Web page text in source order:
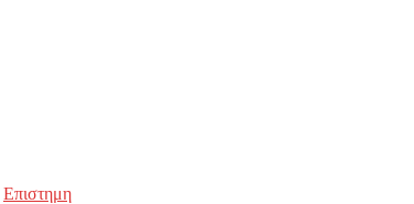
Επιστημη